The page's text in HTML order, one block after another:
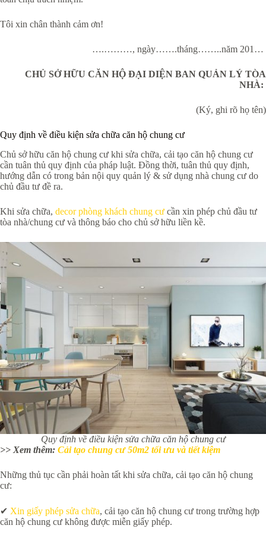
Tôi xin chân thành cảm ơn!
….………, ngày…….tháng……..năm 201…
CHỦ SỞ HỮU CĂN HỘ ĐẠI DIỆN BAN QUẢN LÝ TÒA
NHÀ:
(Ký, ghi rõ họ tên)
Quy định về điều kiện sửa chữa căn hộ chung cư
Chủ sở hữu căn hộ chung cư khi sửa chữa, cải tạo căn hộ chung cư
cần tuân thủ quy định của pháp luật. Đồng thời, tuân thủ quy định,
hướng dẫn có trong bản nội quy quản lý & sử dụng nhà chung cư do
chủ đầu tư đề ra.
Khi sửa chữa, decor phòng khách chung cư cần xin phép chủ đầu tư
tòa nhà/chung cư và thông báo cho chủ sở hữu liền kề.
Quy định về điều kiện sửa chữa căn hộ chung cư
>> Xem thêm: Cải tạo chung cư 50m2 tối ưu và tiết kiệm
Những thủ tục cần phải hoàn tất khi sửa chữa, cải tạo căn hộ chung
cư:
✔ Xin giấy phép sửa chữa, cải tạo căn hộ chung cư trong trường hợp
căn hộ chung cư không được miễn giấy phép.